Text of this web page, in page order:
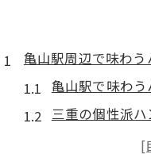
亀山駅周辺で味わ
亀山駅で味わ
三重の個性派
地元食材を生